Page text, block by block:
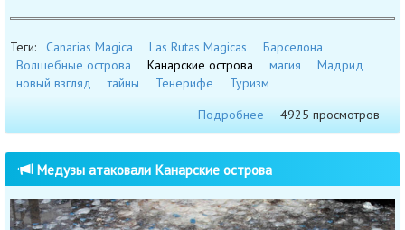
Теги: Canarias Magica Las Rutas Magicas
Барселона
Волшебные острова
Канарские острова магия
Мадрид
новый взгляд
тайны Тенерифе
Туризм
Подробнее
4925 просмотров
Медузы атаковали Канарские острова